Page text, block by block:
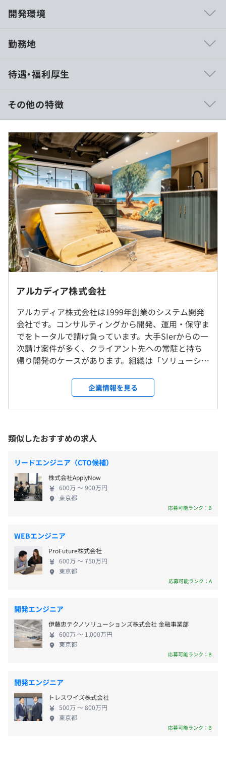
開発環境
当社は、「どんなタイプの人も働きやすく、居心地のよい
また、社員ひとりひとりが「いくつになっても成長をし続
けよう」という意欲を持ち、実際に「物を直接つくり出せ
る力」を育むことを大切にしています。
そのため、常に新しい知識や技術を吸収し、新しい事に積
極的にチャレンジする姿勢を歓迎します。
こうしたわたしたちの考えに賛同し、ともに成長してくだ
さる方からのご応募を心よりお待ちしております！
◎某ドラマにも使用されたデザイナーズオフィス
◎資格取得を会社負担で全面支援
◎70歳まで働ける
◎ワーケーション
◎フレックスタイム制度あり
キャリアもさまざま、いろいろな個性とITは相性よくハマ
りやすいため、自ずと技術も身に付きます。
【案件例】
■基幹系インフラ設計、構築、運用、保守（卸売、不動
産、公共系、メーカーなど）
■Webアプリケーション開発
Webパフォーマー、kintone）
相談の上、ご希望のマシンを支給いたします。
コンピュータシステムに関するコンサルティングから設
計、開発、運用まで、一連の工程に携われる環境です。
特に、入社後まずはプログラム開発とテストを担当し、シ
ステムの実現に向けて中心的な役割を果たしていただきま
上流工程、さらには要件定義といった最上流工程にも挑戦
する機会があります。
【案件の特徴】
■取引先：大手SIerからの1次請け案件が中心です。安定
が可能です。
■参画フェーズ：主に設計以降の工程から参画することが
多いですが、スキルや希望に応じて要件定義フェーズから
プロジェクトに加わることもあります。
勤務地
東京都渋谷区代々木1-11-2 フロンティア代々木4F《代々
木ラボ》
◎リモート勤務可／転勤なし
社内もしくはお客様先での勤務となります。
就業場所の変更範囲
＜雇入時＞
東京本社
会社が指定した場所（テレワークをおこなう場所を含む）
《本社》
・「築地駅」徒歩2分
・「新富町駅」徒歩5分
《代々木ラボ》
・「代々木駅」徒歩5分
・「南新宿駅」徒歩4分
待遇・福利厚生
（想定年収：786万円）
月給：562,000円
基本給：351,000円
専門職手当：150,000円
その他定額手当：61,000円
※試用期間：3ヶ月（試用期間中は正式雇用時と同じ条件
となります。）
（※想定年収 は年収提示額を保証するものではありません）
9:00〜18:00
休憩時間：12:00〜13:00（60分）
平均残業時間：平均10時間／月
【年間休日123日】★5日以上の連続休暇OK！
■慶弔休暇
■誕生日休暇（家族・友達でも設定可）
■リフレッシュ休暇（勤続年数に応じて付与／5年目5日
など）
■通勤手当
■通信費手当
■役職手当
■職務手当
賞与：年2回（7月・12月）
昇給：年1回（7月）
その他の特徴
アルカディア株式会社
アルカディア株式会社は1999年創業のシステム開発
会社です。コンサルティングから開発、運用・保守ま
でをトータルで請け負っています。大手SIerからの一
次請け案件が多く、クライアント先への常駐と持ち
帰り開発のケースがあります。組織は「ソリューショ
フラグループ（クラウド・ネットワーク構築）」、
「ITサービスグループ（運用・保守・分析・教
育）」の3つに分かれています。2018年から組織化に
と社員数を拡大しており、今後も積極的な採用と組
織改革を進めています。 ■多様な人材を受け入れ、
個々のキャリア形成を尊重する環境 音楽教師やバー
テンダーなど多様なバックグラウンドを持つ人材を
受け入れてきた歴史があり、現在も多様性を重視す
る社風です。新しい評価制度やスキルアップ制度の構
築により、エンジニアは「スペシャリストにもゼネ
能であり、会社は「守りに入ることを認めない」姿
勢で、エンジニアひとりひとりが自分のために成長
することを促しています。職人志向、仲間志向、バラ
ンス志向という3タイプのペルソナ「アルカディア
ン」を設定し、各々が満足して長く働けるよう制度
ライフステージに合わせた働き方 社員が長く活躍で
きるよう、各種制度の整備に積極的で、副業の可能
化や週休3日制への対応といった「ダイバーシティ計
画」を進めています。特に、定年の見直しに力を入れ
ており、「70歳まで働く」をスローガンに、60歳を
アの稼働率を11カ月に下げて、休暇や研修を受ける
時間を確保するなど、エンジニアが無理なく働き続
けられる環境づくりに注力しています。 ■「人間ら
しいITエンジニアリングを」追求する温かいチーム
企業情報を見る
類似したおすすめの求人
リードエンジニア（CTO候補）
株式会社ApplyNow
600万 〜 900万円
東京都
応募可能ランク：B
WEBエンジニア
ProFuture株式会社
600万 〜 750万円
東京都
応募可能ランク：A
開発エンジニア
伊藤忠テクノソリューションズ株式会社 金融事業部
600万 〜 1,000万円
東京都
応募可能ランク：B
開発エンジニア
トレスワイズ株式会社
500万 〜 800万円
東京都
応募可能ランク：B